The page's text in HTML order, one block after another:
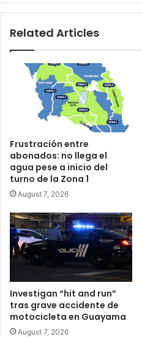
Related Articles
Frustración entre
abonados: no llega el
agua pese a inicio del
turno de la Zona 1
August 7, 2026
Investigan “hit and run”
tras grave accidente de
motocicleta en Guayama
August 7, 2026